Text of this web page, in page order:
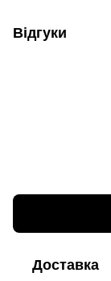
Відгуки
Доставка